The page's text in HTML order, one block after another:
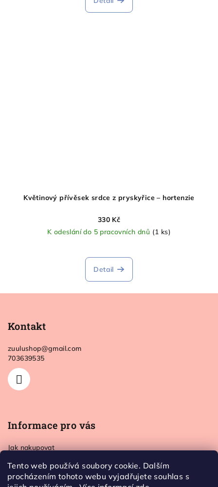
Tento web používá soubory cookie. Dalším
procházením tohoto webu vyjadřujete souhlas s
Květinový přívěsek srdce z pryskyřice – hortenzie
330 Kč
K odeslání do 5 pracovních dnů (1 ks)
Detail
Kontakt
zuulushop@gmail.com
703639535
Informace pro vás
Jak nakupovat
Kontakt
Obchodní podmínky